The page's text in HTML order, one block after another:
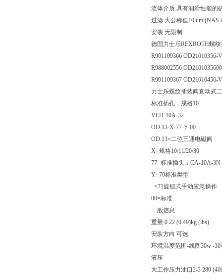
流体介质 具有润滑性能的
过滤 大公称值10 um (NAS
安装 无限制
德国力士乐REXROTH螺
R901109366 OD21010356-
R988002556
R901109367 OD21010456-
力士乐螺纹插装阀直动式
标准插孔，规格10
VED-10A-32
OD.13-X-77-Y-00
OD.13=二位三通电磁阀
X=规格10/11/20/30
77=标准插头：CA-10A-3N
Y=70标准类型
=71旋钮式手动应急操作
00=标准
一般信息
重量 0.22 (0.49)kg (lbs)
安装方向 可选
环境温度范围-线圈30w -
液压
大工作压力油口2-3 280